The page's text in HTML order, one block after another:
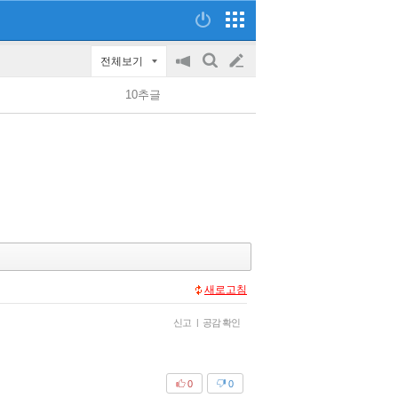
전체보기
공
on/off
검
글
쓰
10추글
새로고침
신고 | 공감 확인
0
0